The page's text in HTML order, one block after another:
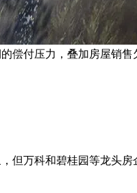
偿付压力，叠加房屋销
但万科和碧桂园等龙头